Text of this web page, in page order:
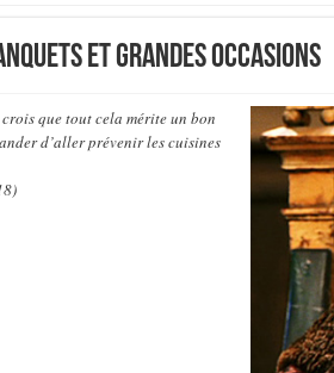
et grandes occasions
que tout cela mérite un bon
d’aller prévenir les cuisines